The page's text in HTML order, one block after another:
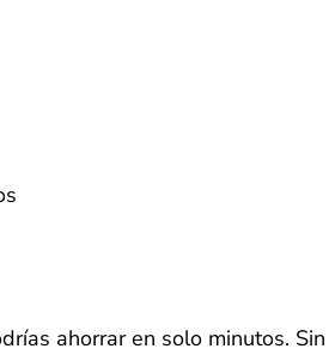
ahorrar en solo minutos. Sin